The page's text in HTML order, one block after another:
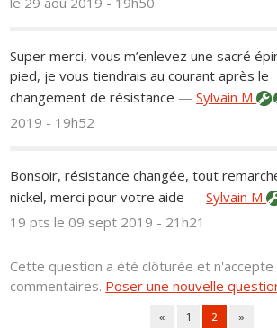
Super merci, vous m’enlevez une sacré
pied, je vous tiendrais au courant après le
changement de résistance —Sylvain M
2019 - 19h52
Bonsoir, résistance changée, tout
nickel, merci pour votre aide —Sylvain M
19 ptsle 09 sept 2019 - 21h21
Cette question a été clôturée et n'accepte
commentaires. Poser une nouvelle
« 1 2 »